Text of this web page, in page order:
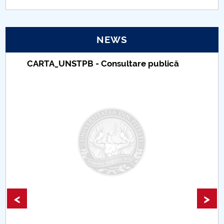
Proiect SU-ETIC
UPIT for the community
IOSUD/CSUD – PhD studies
Comisie de etica unversitară
Evenimente CUP
NEWS
CARTA_UNSTPB - Consultare publică
< >